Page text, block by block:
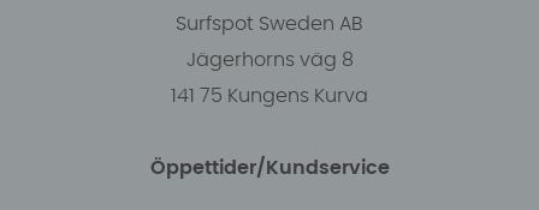
Surfspot Sweden AB
Jägerhorns väg 8
141 75 Kungens Kurva
Öppettider/Kundservice